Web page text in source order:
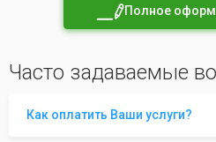
Полное
Часто задаваемые
Как оплатить Ваши услуги?